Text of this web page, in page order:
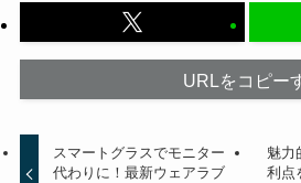
URLをコピー
スマートグラスでモニター
代わりに！最新ウェアラブ
魅力
利点